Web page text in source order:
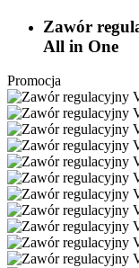
Zawór
All in One
Promocja